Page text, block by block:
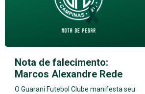
Nota de falecimento:
Marcos Alexandre Rede
O Guarani Futebol Clube manifesta seu